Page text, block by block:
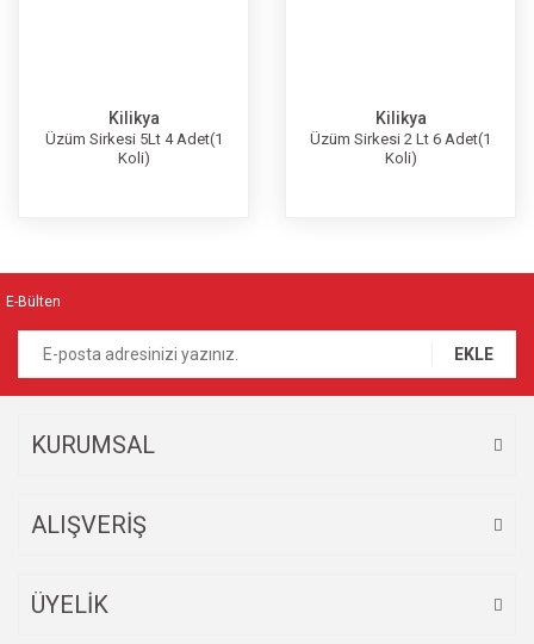
Kilikya
Üzüm Sirkesi 5Lt 4 Adet(1
Koli)
Kilikya
Üzüm Sirkesi 2 Lt 6 Adet(1
Koli)
E-Bülten
EKLE
KURUMSAL
ALIŞVERİŞ
ÜYELİK